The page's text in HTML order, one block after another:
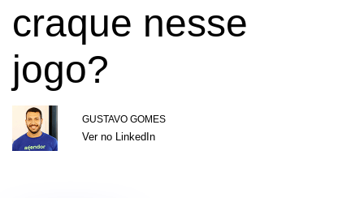
craque nesse
jogo?
GUSTAVO GOMES
Ver no LinkedIn